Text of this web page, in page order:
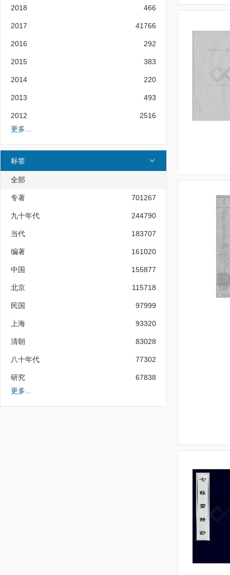
2018 466
2017 41766
2016 292
2015 383
2014 220
2013 493
2012
2516
更多...
标签
全部
专著 701267
九十年代 244790
当代 183707
编著 161020
中国 155877
北京 115718
民国 97999
上海 93320
清朝 83028
八十年代 77302
研究
67838
更多...